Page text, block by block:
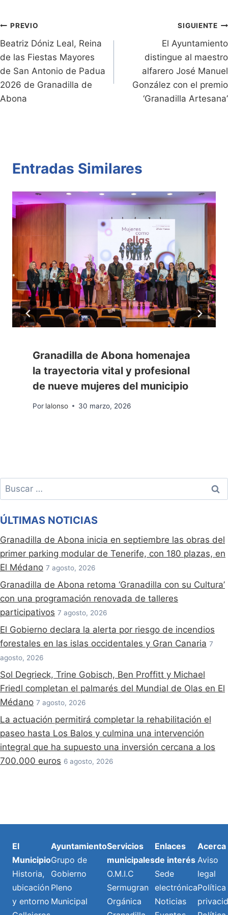
dl
y
k p
Navegación
de
entradas
PREVIO
Beatriz Dóniz Leal, Reina
de las Fiestas Mayores
de San Antonio de Padua
2026 de Granadilla de
Abona
SIGUIENTE
El Ayuntamiento
distingue al maestro
alfarero José Manuel
González con el premio
‘Granadilla Artesana’
Entradas Similares
Granadilla de Abona homenajea
la trayectoria vital y profesional
de nueve mujeres del municipio
Por lalonso 30 marzo, 2026
Buscar:
ÚLTIMAS NOTICIAS
Granadilla de Abona inicia en septiembre las obras del
primer parking modular de Tenerife, con 180 plazas, en
El Médano 7 agosto, 2026
Granadilla de Abona retoma ‘Granadilla con su Cultura’
con una programación renovada de talleres
participativos 7 agosto, 2026
El Gobierno declara la alerta por riesgo de incendios
forestales en las islas occidentales y Gran Canaria 7
agosto, 2026
Sol Degrieck, Trine Gobisch, Ben Proffitt y Michael
Friedl completan el palmarés del Mundial de Olas en El
Médano 7 agosto, 2026
La actuación permitirá completar la rehabilitación el
paseo hasta Los Balos y culmina una intervención
integral que ha supuesto una inversión cercana a los
700.000 euros 6 agosto, 2026
El
Municipio
Historia,
ubicación
y entorno
Ayuntamiento
Grupo de
Gobierno
Pleno
Municipal
Servicios
municipales
O.M.I.C
Sermugran
Orgánica
Enlaces
de interés
Sede
electrónica
Noticias
Acerca
Aviso
legal
Política